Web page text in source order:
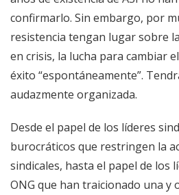
confirmarlo. Sin embargo, por
resistencia tengan lugar sobre
en crisis, la lucha para cambiar
éxito “espontáneamente”.
audazmente organizada.
Desde el papel de los líderes
burocráticos que restringen la
sindicales, hasta el papel de los
ONG que han traicionado una y